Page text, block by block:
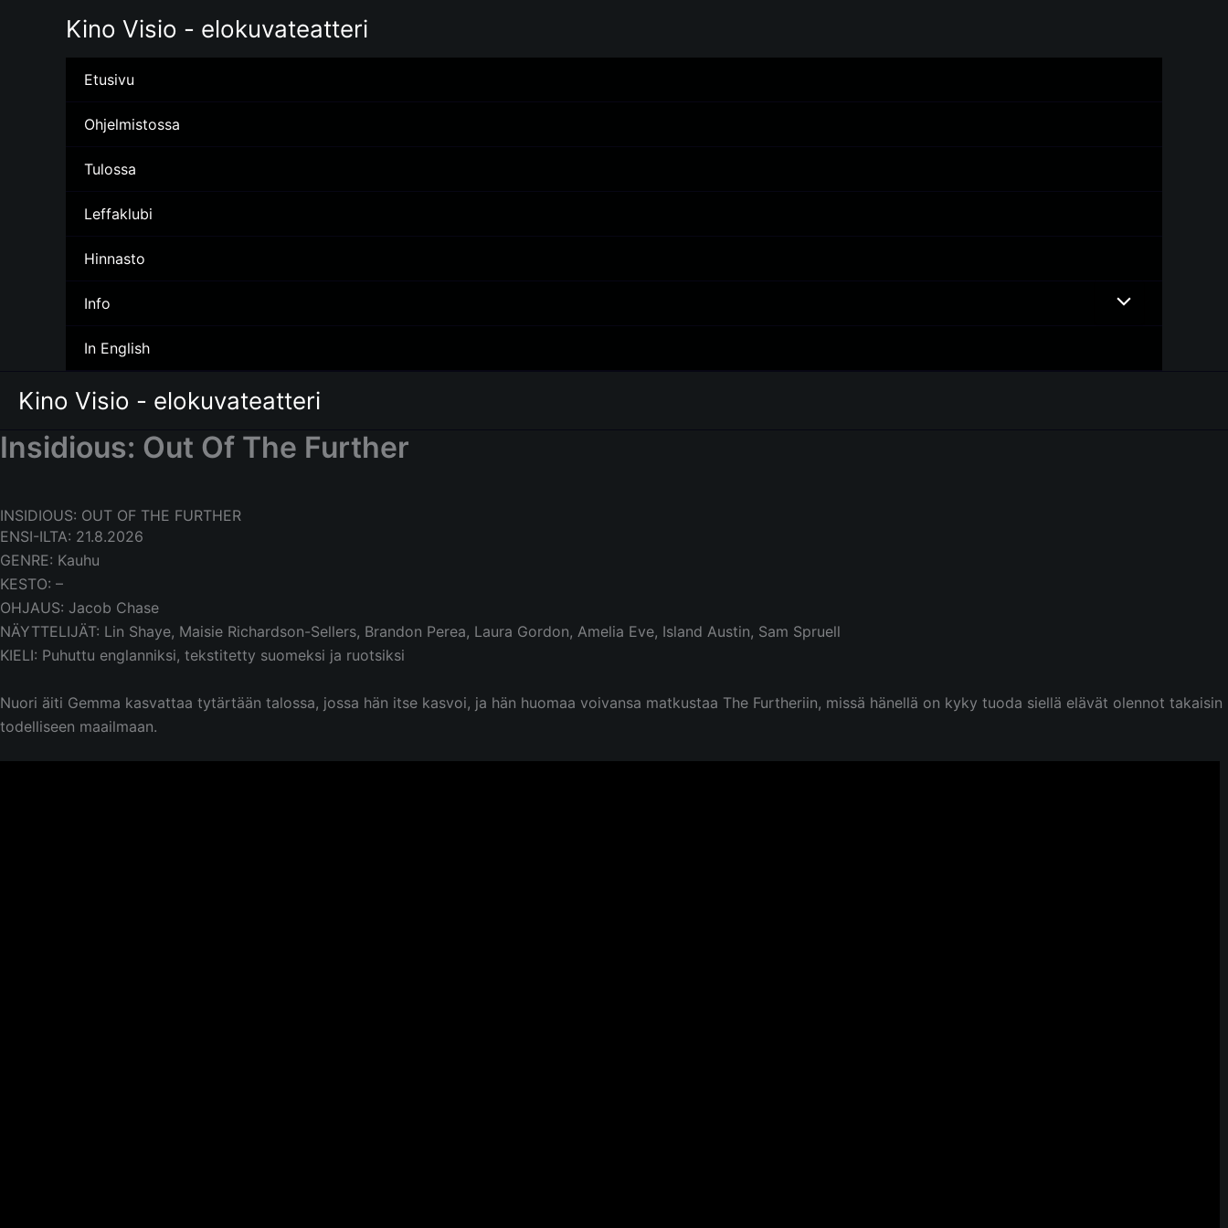
Kino Visio - elokuvateatteri
Etusivu
Ohjelmistossa
Tulossa
Leffaklubi
Hinnasto
Info
In English
Kino Visio - elokuvateatteri
Insidious: Out Of The Further
INSIDIOUS: OUT OF THE FURTHER
ENSI-ILTA: 21.8.2026
GENRE: Kauhu
KESTO: –
OHJAUS: Jacob Chase
NÄYTTELIJÄT: Lin Shaye, Maisie Richardson-Sellers, Brandon Perea, Laura Gordon, Amelia Eve, Island Austin, Sam Spruell
KIELI: Puhuttu englanniksi, tekstitetty suomeksi ja ruotsiksi
Nuori äiti Gemma kasvattaa tytärtään talossa, jossa hän itse kasvoi, ja hän huomaa voivansa matkustaa The Furtheriin, missä hänellä on kyky tuoda siellä elävät olennot takaisin
todelliseen maailmaan.